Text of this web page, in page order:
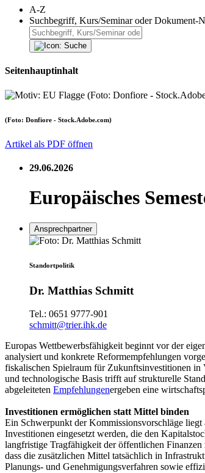
A-Z
Suchbegriff, Kurs/Seminar oder Dokument-
Seitenhauptinhalt
(Foto: Donfiore - Stock.Adobe.com)
Artikel als PDF öffnen
29.06.2026
Europäisches
Ansprechpartner
Standortpolitik
Dr. Matthias Schmitt
Tel.: 0651 9777-901
schmitt@trier.ihk.de
Europas Wettbewerbsfähigkeit beginnt vor der
analysiert und konkrete Reformempfehlungen
fiskalischen Spielraum für Zukunftsinvestitionen
und technologische Basis trifft auf strukturelle
abgeleiteten Empfehlungenergeben eine
Investitionen ermöglichen statt Mittel binden
Ein Schwerpunkt der Kommissionsvorschläge
Investitionen eingesetzt werden, die den
langfristige Tragfähigkeit der öffentlichen
dass die zusätzlichen Mittel tatsächlich in
Planungs- und Genehmigungsverfahren sowie